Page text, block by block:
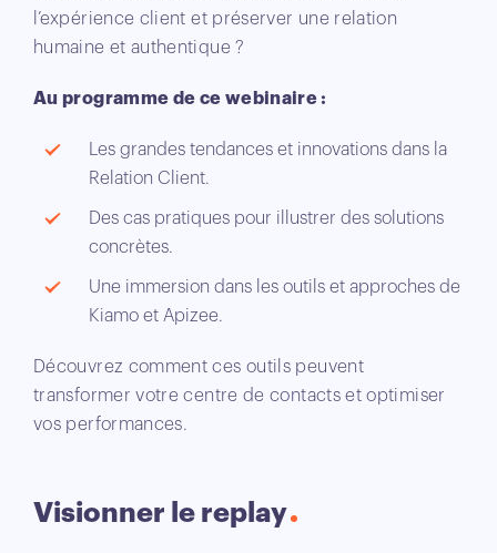
l’expérience client et préserver une relation
humaine et authentique ?
Au programme de ce webinaire :
Les grandes tendances et innovations dans la
Relation Client.
Des cas pratiques pour illustrer des solutions
concrètes.
Une immersion dans les outils et approches de
Kiamo et Apizee.
Découvrez comment ces outils peuvent
transformer votre centre de contacts et optimiser
vos performances.
Visionner le replay